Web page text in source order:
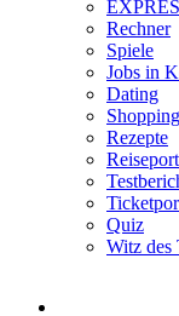
Rechner
Spiele
Jobs in
Dating
Rezepte
Quiz
Witz des